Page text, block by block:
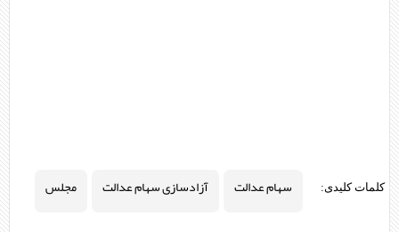
کلمات کلیدی: سهام عدالت آزادسازی سهام عدالت مجلس